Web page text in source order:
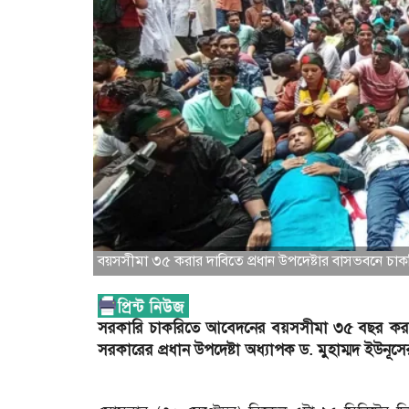
বয়সসীমা ৩৫ করার দাবিতে প্রধান উপদেষ্টার বাসভবনে
সরকারি চাকরিতে আবেদনের বয়সসীমা ৩৫ বছর
সরকারের প্রধান উপদেষ্টা অধ্যাপক ড. মুহাম্মদ